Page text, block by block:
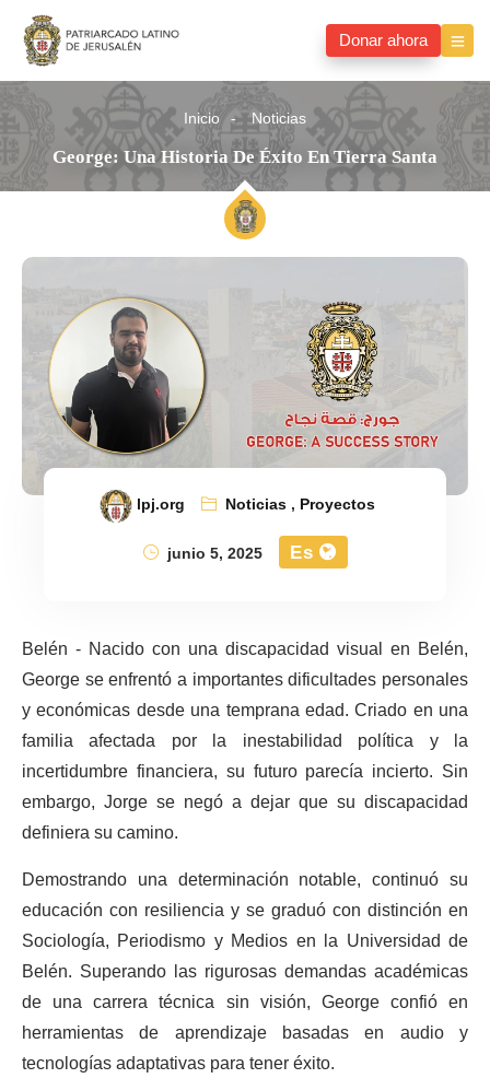
Donar ahora
Inicio Noticias
George: Una Historia De Éxito En Tierra Santa
lpj.org Noticias, Proyectos
junio 5, 2025
Es
Belén - Nacido con una discapacidad visual en Belén,
George se enfrentó a importantes dificultades personales
y económicas desde una temprana edad. Criado en una
familia afectada por la inestabilidad política y la
incertidumbre financiera, su futuro parecía incierto. Sin
embargo, Jorge se negó a dejar que su discapacidad
definiera su camino.
Demostrando una determinación notable, continuó su
educación con resiliencia y se graduó con distinción en
Sociología, Periodismo y Medios en la Universidad de
Belén. Superando las rigurosas demandas académicas
de una carrera técnica sin visión, George confió en
herramientas de aprendizaje basadas en audio y
tecnologías adaptativas para tener éxito.